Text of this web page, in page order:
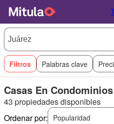
Filtros Palabras clave
Casas En
43 propiedades disponibles
Ordenar por:
Popularidad